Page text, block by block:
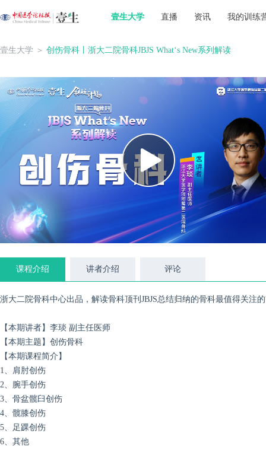
壹生大学 直播 资讯 我的训练
壹生大学 ＞ 创伤骨科丨浙大二院骨科JBJS What‘s New系列解读
课程介绍 讲者介绍 评论
浙大二院骨科中心出品，解读骨科顶刊JBJS总结归纳的骨科最值得关注
【本期讲者】李琰 副主任医师
【本期主题】创伤骨科
【本期课程简介】
1、肩肘创伤
2、腕手创伤
3、骨盆髋臼创伤
4、髋膝创伤
5、足踝创伤
6、其他